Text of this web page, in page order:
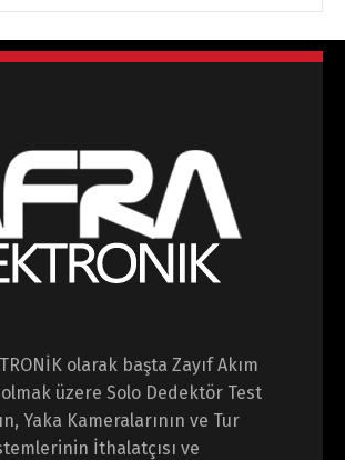
olarak başta Zayıf Akım
üzere Solo Dedektör Test
Yaka Kameralarının ve Tur
İthalatçısı ve